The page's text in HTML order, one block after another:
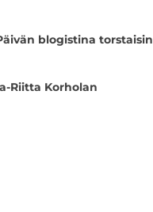
blogistina torstaisin
Riitta Korholan